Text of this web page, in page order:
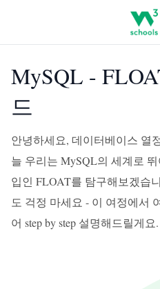
MySQL -
드
안녕하세요, 데이터베이스 열
늘 우리는 MySQL의 세계로
입인 FLOAT를 탐구해보겠습
도 걱정 마세요 - 이 여정에서
어 step by step 설명해드릴게